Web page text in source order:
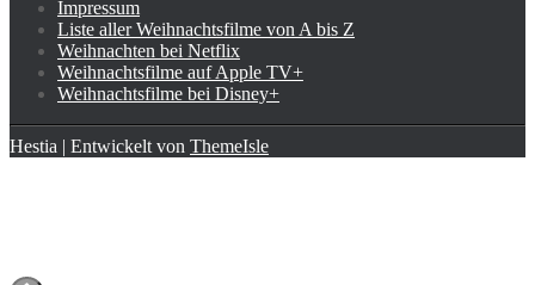
Impressum
Liste aller Weihnachtsfilme von A bis Z
Weihnachten bei Netflix
Weihnachtsfilme auf Apple TV+
Weihnachtsfilme bei Disney+
Hestia | Entwickelt von ThemeIsle